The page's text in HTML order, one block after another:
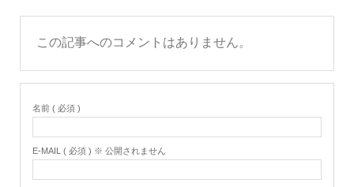
この記事へのコメントはありません。
名前 ( 必須 )
E-MAIL ( 必須 ) ※ 公開されません